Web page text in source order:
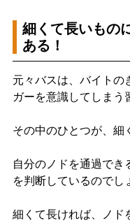
細くて長いもの
ある！
元々バスは、バイトの
ガーを意識してしまう
その中のひとつが、細
自分のノドを通過でき
を判断しているのでし
細くて長ければ、ノド